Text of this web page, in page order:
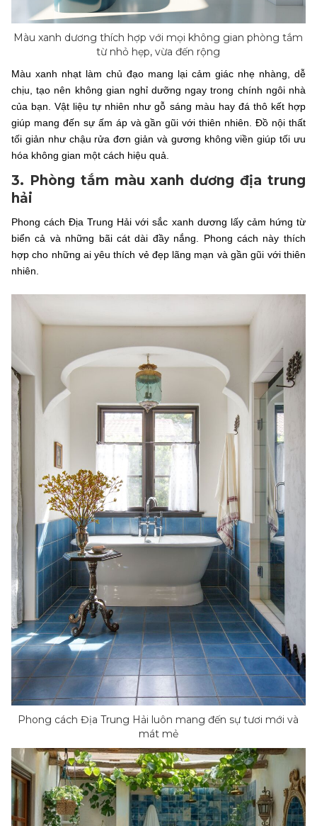
Màu xanh dương thích hợp với mọi không gian phòng tắm
từ nhỏ hẹp, vừa đến rộng
Màu xanh nhạt làm chủ đạo mang lại cảm giác nhẹ nhàng, dễ
chịu, tạo nên không gian nghỉ dưỡng ngay trong chính ngôi nhà
của bạn. Vật liệu tự nhiên như gỗ sáng màu hay đá thô kết hợp
giúp mang đến sự ấm áp và gần gũi với thiên nhiên. Đồ nội thất
tối giản như chậu rửa đơn giản và gương không viền giúp tối ưu
hóa không gian một cách hiệu quả.
3. Phòng tắm màu xanh dương địa trung
hải
Phong cách Địa Trung Hải với sắc xanh dương lấy cảm hứng từ
biển cả và những bãi cát dài đầy nắng. Phong cách này thích
hợp cho những ai yêu thích vẻ đẹp lãng mạn và gần gũi với thiên
nhiên.
Phong cách Địa Trung Hải luôn mang đến sự tươi mới và
mát mẻ